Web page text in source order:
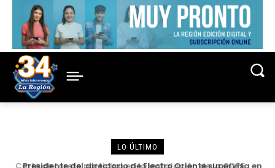
LO ÚLTIMO